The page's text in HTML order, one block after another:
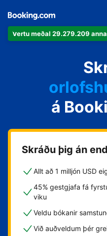
Vertu meðal 29.279.209
á
Skráðu þig án
Allt að 1 milljón USD
45% gestgjafa fá
viku
Veldu bókanir
Við auðveldum þér